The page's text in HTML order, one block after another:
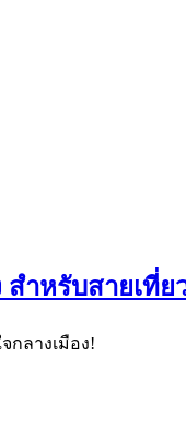
ำหรับสายเที่ย
กลางเมือง!